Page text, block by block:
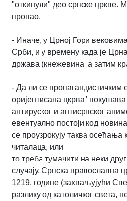
"откинули" део српске цркве.
пропао.
- Иначе, у Црној Гори вековима
Срби, и у времену када је
држава (кнежевина, а затим
- Да ли се пропагандистичким
оријентисана цкрва" покушава
антируског и антисрпског
евентуално постоји код
се проузрокују таква осећања
читалаца, или
то треба тумачити на неки
случају, Српска православна
1219. године (захваљујући
разлику од католичког света,